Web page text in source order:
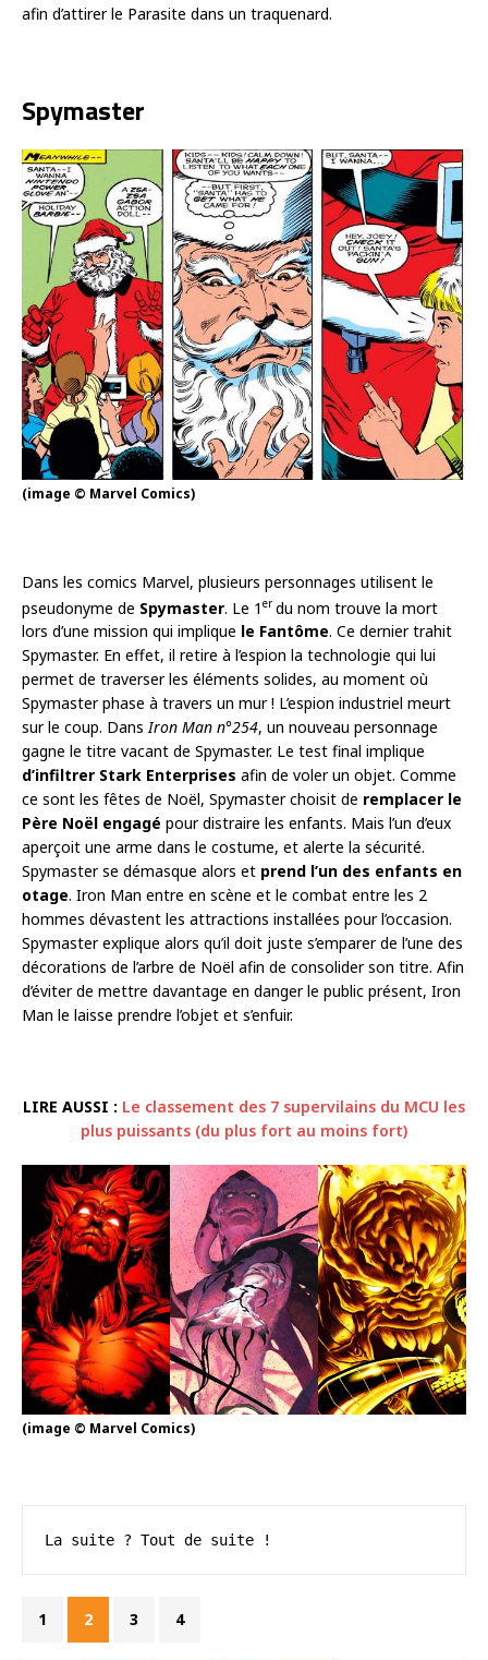
afin d’attirer le Parasite dans un traquenard.
Spymaster
(image © Marvel Comics)
Dans les comics Marvel, plusieurs personnages utilisent le
pseudonyme de Spymaster. Le 1 erdu nom trouve la mort
lors d’une mission qui implique le Fantôme. Ce dernier trahit
Spymaster. En effet, il retire à l’espion la technologie qui lui
permet de traverser les éléments solides, au moment où
Spymaster phase à travers un mur ! L’espion industriel meurt
sur le coup. DansIron Man n°254, un nouveau personnage
gagne le titre vacant de Spymaster. Le test final implique
d’infiltrer Stark Enterprises afin de voler un objet. Comme
ce sont les fêtes de Noël, Spymaster choisit de remplacer le
Père Noël engagé pour distraire les enfants. Mais l’un d’eux
aperçoit une arme dans le costume, et alerte la sécurité.
Spymaster se démasque alors et prend l’un des enfants en
otage. Iron Man entre en scène et le combat entre les 2
hommes dévastent les attractions installées pour l’occasion.
Spymaster explique alors qu’il doit juste s’emparer de l’une des
décorations de l’arbre de Noël afin de consolider son titre. Afin
d’éviter de mettre davantage en danger le public présent, Iron
Man le laisse prendre l’objet et s’enfuir.
LIRE AUSSI : Le classement des 7 supervilains du MCU les
plus puissants (du plus fort au moins fort)
(image © Marvel Comics)
La suite ? Tout de suite !
1 2 3 4